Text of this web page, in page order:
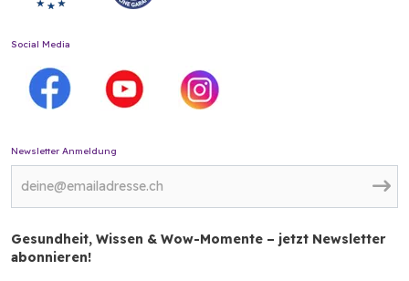
Social Media
Newsletter Anmeldung
Gesundheit, Wissen & Wow-Momente – jetzt Newsletter
abonnieren!